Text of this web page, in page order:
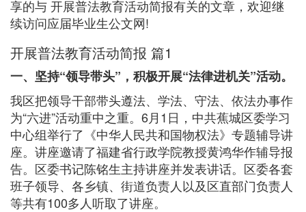
享的与 开展普法教育活动简报有关的文章，欢迎继
续访问应届毕业生公文网!
开展普法教育活动简报 篇1
一、坚持“领导带头”，积极开展“法律进机关”活动。
我区把领导干部带头遵法、学法、守法、依法办事作
为“六进”活动重中之重。6月1日，中共蕉城区委学习
中心组举行了《中华人民共和国物权法》专题辅导讲
座。讲座邀请了福建省行政学院教授黄鸿华作辅导报
告。区委书记陈铭生主持讲座并发表讲话。区委各套
班子领导、各乡镇、街道负责人以及区直部门负责人
等共有100多人听取了讲座。